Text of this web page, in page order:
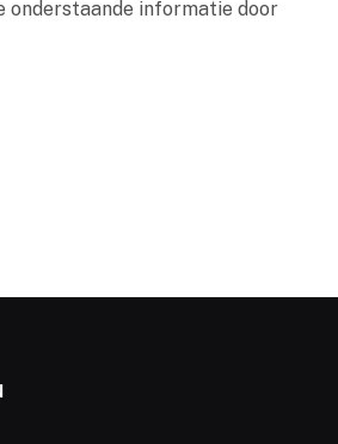
onderstaande informatie door